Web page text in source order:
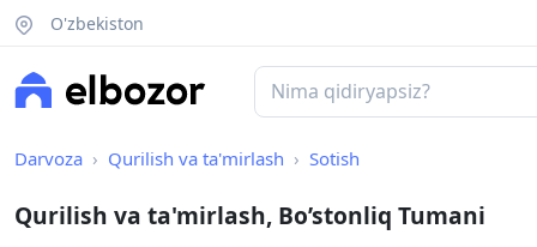
O'zbekiston
Darvoza Qurilish va ta'mirlash Sotish
Qurilish va ta'mirlash, Bo’stonliq Tumani